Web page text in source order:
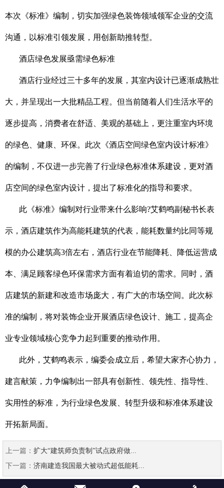
本次《标准》编制，切实加强绿色装饰领域领军企业的交流
沟通，以标准引领发展，用创新助推转型。
酒店绿色发展亟需绿色标准
酒店行业经过三十多年的发展，其室内设计已逐渐成熟壮
大，并呈现出一大批精品工程。但当前随着人们生活水平的
逐步提高，消费者在舒适、美观的基础上，更注重室内环境
的绿色、健康、环保。此次《酒店空间绿色室内设计标准》
的编制，不仅进一步完善了行业绿色标准体系建设，更对酒
店空间的绿色室内设计，提出了标准化的指导和要求。
此《标准》编制对行业带来什么影响?艾鹤鸣副秘书长表
示，酒店建筑作为高能耗建筑的代表，能耗数量约比同等规
模的办公建筑高3倍左右，酒店行业在节能降耗、降低运营成
本、满足顾客绿色环保需求方面有着迫切的需求。同时，酒
店建筑的新建和改造市场庞大，有广大的市场空间。此次标
准的编制，将对装饰企业开展酒店绿色设计、施工，提高企
业专业领域核心竞争力起到重要的推动作用。
此外，艾鹤鸣表示，编委会成立后，希望大家齐心协力，
建言献策，力争编制出一部具有创新性、领先性、指导性、
实用性的标准，为行业绿色发展、转型升级和标准体系建设
开拓新局面。
上一篇： 扩大“建筑师负责制”试点政府做...
下一篇： 济南建造我国最大被动式超低能耗...